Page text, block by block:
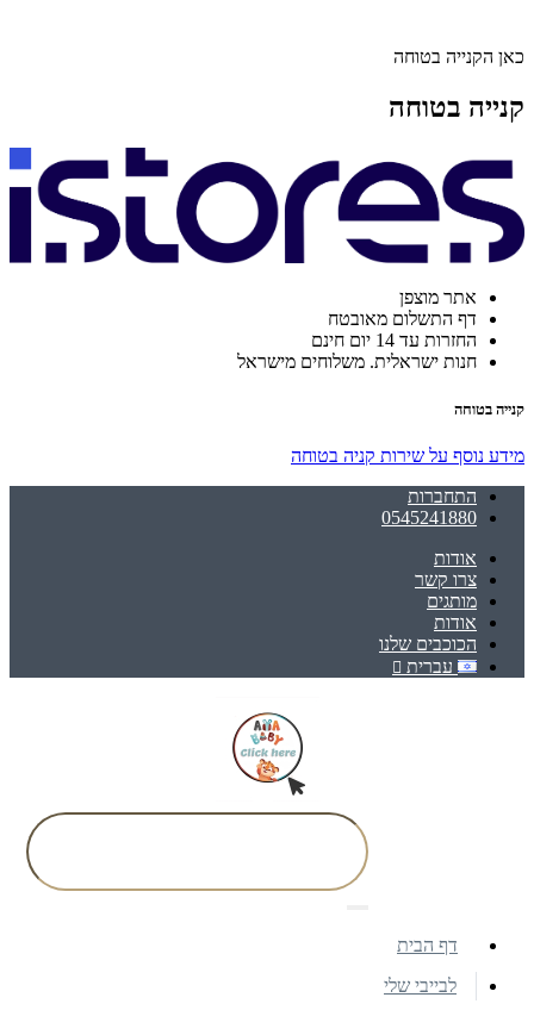
כאן הקנייה בטוחה
קנייה בטוחה
אתר מוצפן
דף התשלום מאובטח
החזרות עד 14 יום חינם
חנות ישראלית. משלוחים מישראל
קנייה בטוחה
מידע נוסף על שירות קניה בטוחה
התחברות
0545241880
אודות
צרו קשר
מותגים
אודות
הכוכבים שלנו
עברית
דף הבית
לבייבי שלי